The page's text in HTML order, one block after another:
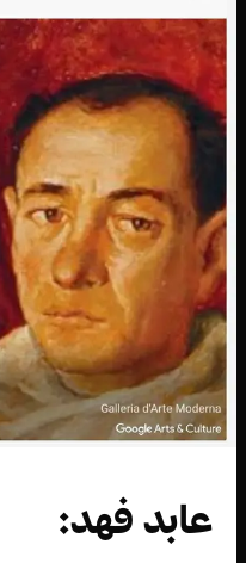
عابد فهد: